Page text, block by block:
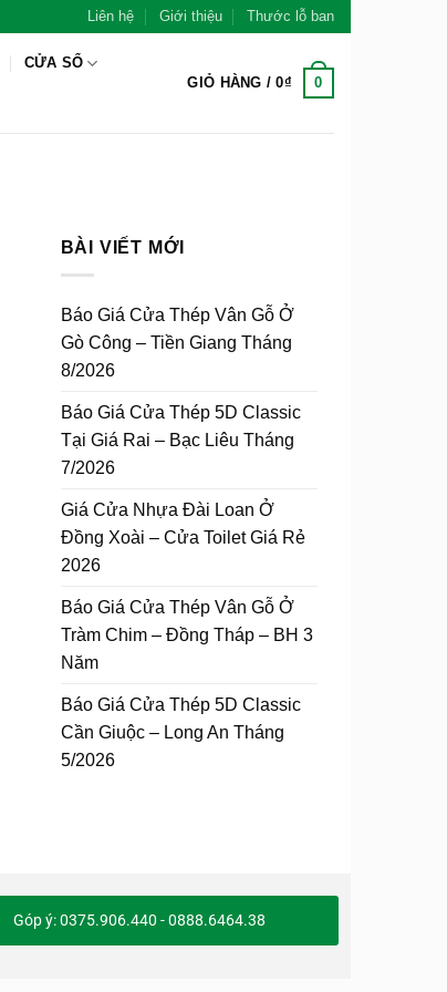
Liên hệ Giới thiệu Thước lỗ ban
CỬA SỔ
GIỎ HÀNG /0₫ 0
BÀI VIẾT MỚI
Báo Giá Cửa Thép Vân Gỗ Ở
Gò Công – Tiền Giang Tháng
8/2026
Báo Giá Cửa Thép 5D Classic
Tại Giá Rai – Bạc Liêu Tháng
7/2026
Giá Cửa Nhựa Đài Loan Ở
Đồng Xoài – Cửa Toilet Giá Rẻ
2026
Báo Giá Cửa Thép Vân Gỗ Ở
Tràm Chim – Đồng Tháp – BH 3
Năm
Báo Giá Cửa Thép 5D Classic
Cần Giuộc – Long An Tháng
5/2026
Góp ý: 0375.906.440 - 0888.6464.38